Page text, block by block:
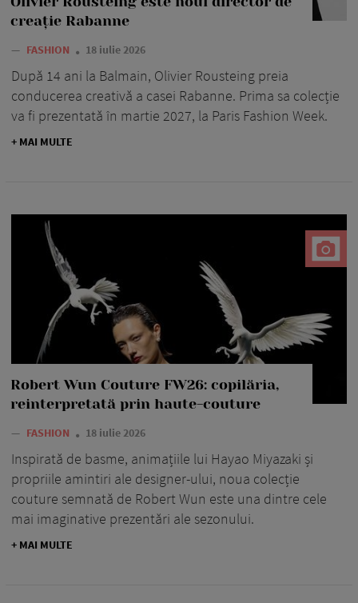
creație Rabanne
— FASHION 18 iulie 2026
După 14 ani la Balmain, Olivier Rousteing preia
conducerea creativă a casei Rabanne. Prima sa colecție
va fi prezentată în martie 2027, la Paris Fashion Week.
+ MAI MULTE
Robert Wun Couture FW26: copilăria,
reinterpretată prin haute-couture
— FASHION 18 iulie 2026
Inspirată de basme, animațiile lui Hayao Miyazaki și
propriile amintiri ale designer-ului, noua colecție
couture semnată de Robert Wun este una dintre cele
mai imaginative prezentări ale sezonului.
+ MAI MULTE